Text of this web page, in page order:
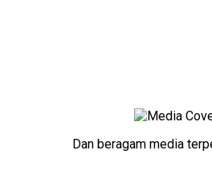
Dan beragam media